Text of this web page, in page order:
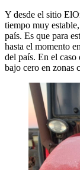
Y desde el sitio
tiempo muy
país. Es que para
hasta el momento
del país. En el caso
bajo cero en zonas